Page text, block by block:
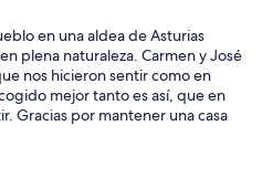
en una aldea de Asturias
plena naturaleza. Carmen y José
nos hicieron sentir como en
mejor tanto es así, que en
Gracias por mantener una casa